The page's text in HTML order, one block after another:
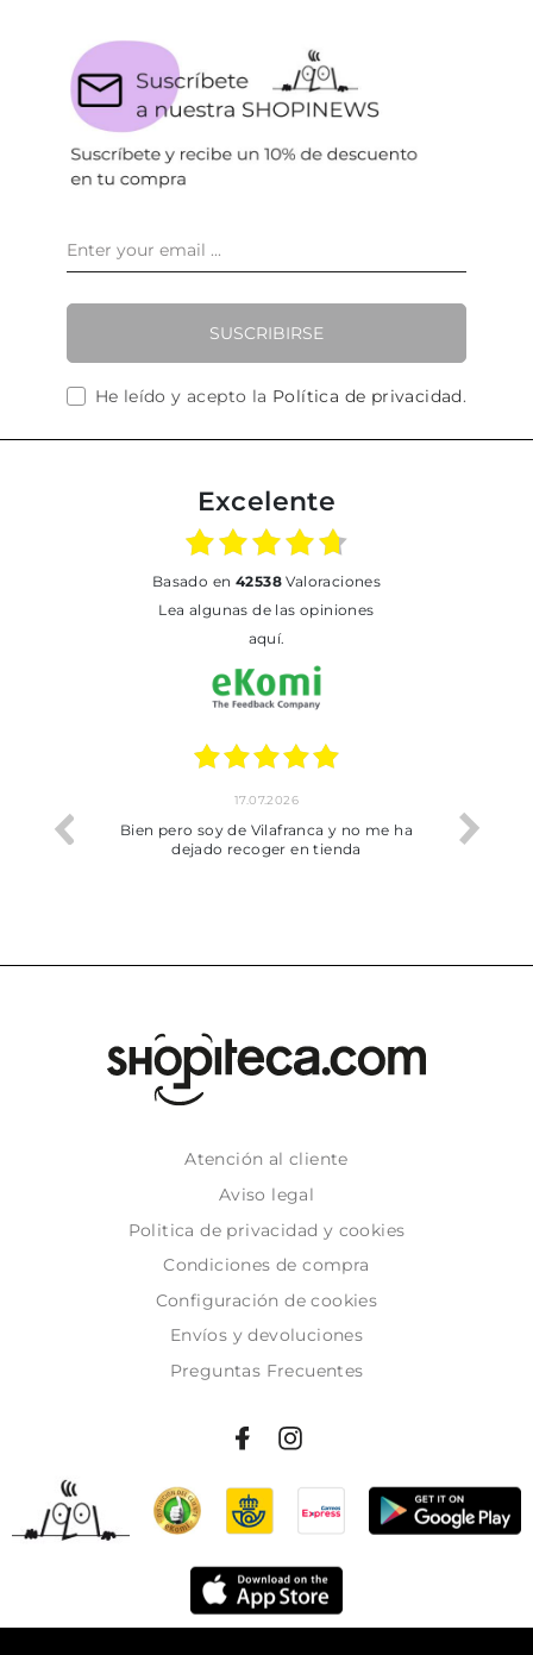
SUSCRIBIRSE
He leído y acepto la Política de privacidad.
Excelente
basado en 42538Valoraciones
Lea algunas de las opiniones
aquí.
trobat
17.07.2026
Bien pero soy de Vilafranca y no me ha
dejado recoger en tienda
Atención al cliente
Aviso legal
Politica de privacidad y cookies
Condiciones de compra
Configuración de cookies
Envíos y devoluciones
Preguntas Frecuentes